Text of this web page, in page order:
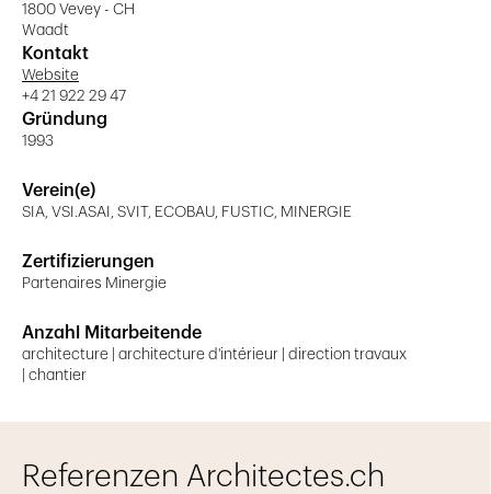
1800 Vevey - CH
Waadt
Kontakt
Website
+4 21 922 29 47
Gründung
1993
Verein(e)
SIA, VSI.ASAI, SVIT, ECOBAU, FUSTIC, MINERGIE
Zertifizierungen
Partenaires Minergie
Anzahl Mitarbeitende
architecture | architecture d'intérieur | direction travaux
| chantier
Referenzen Architectes.ch